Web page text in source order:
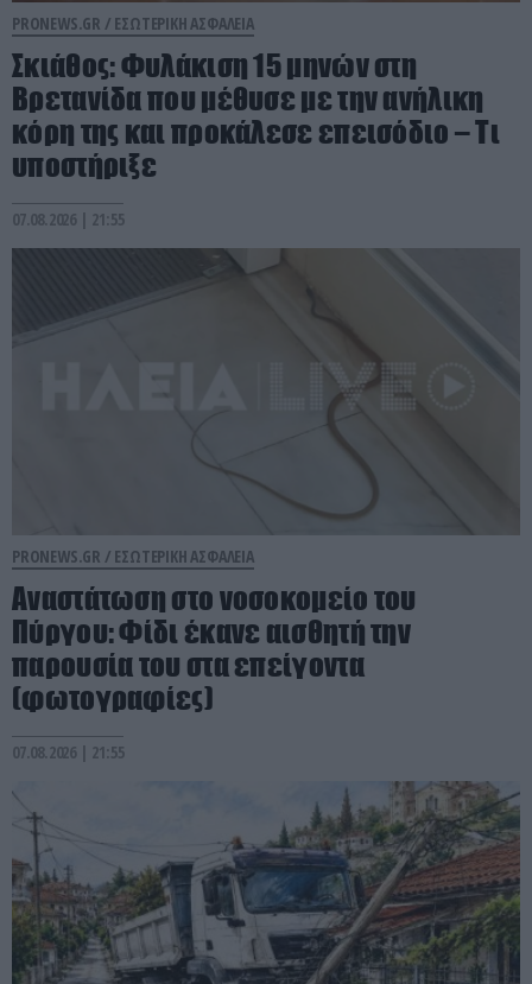
PRONEWS.GR / ΕΣΩΤΕΡΙΚΗ ΑΣΦΑΛΕΙΑ
Σκιάθος: Φυλάκιση 15 μηνών στη
Βρετανίδα που μέθυσε με την ανήλικη
κόρη της και προκάλεσε επεισόδιο – Τι
υποστήριξε
07.08.2026 | 21:55
PRONEWS.GR / ΕΣΩΤΕΡΙΚΗ ΑΣΦΑΛΕΙΑ
Αναστάτωση στο νοσοκομείο του
Πύργου: Φίδι έκανε αισθητή την
παρουσία του στα επείγοντα
(φωτογραφίες)
07.08.2026 | 21:55